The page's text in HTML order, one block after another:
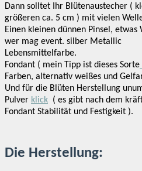
Dann solltet Ihr Blütenaustecher (
größeren ca. 5 cm ) mit vielen
Einen kleinen dünnen Pinsel, etwas
wer mag event. silber Metallic
Lebensmittelfarbe.
Fondant ( mein Tipp ist dieses Sorte
Farben, alternativ weißes und
Und für die Blüten Herstellung
Pulver klick ( es gibt nach dem
Fondant Stabilität und Festigkeit ).
Die Herstellung: